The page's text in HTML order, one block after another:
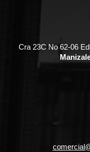
Cra 23C No 62-06